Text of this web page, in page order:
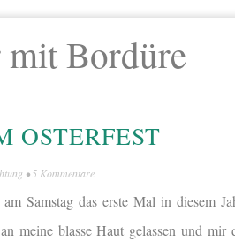
mit Bordüre
OSTERFEST
•5 Kommentare
Samstag das erste Mal in diesem
meine blasse Haut gelassen und